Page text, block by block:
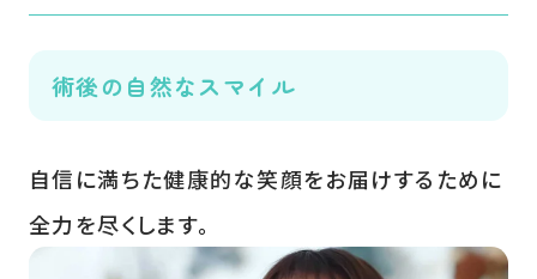
術後の自然なスマイル
自信に満ちた健康的な笑顔をお届けするために
全力を尽くします。